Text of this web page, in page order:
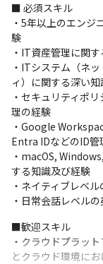
■ 必須スキル
・5年以上のエンジ
験
・IT資産管理に関
・ITシステム（ネ
ィ）に関する深い知
・セキュリティポ
理の経験
・Google
Entra IDなどのID管
・macOS,
する知識及び経験
・ネイティブレベ
・日常会話レベル
■歓迎スキル
・クラウドプラッ
とクラウド環境に